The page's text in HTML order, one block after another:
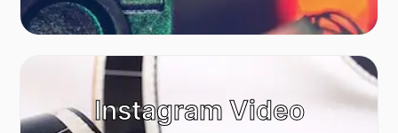
Instagram Video